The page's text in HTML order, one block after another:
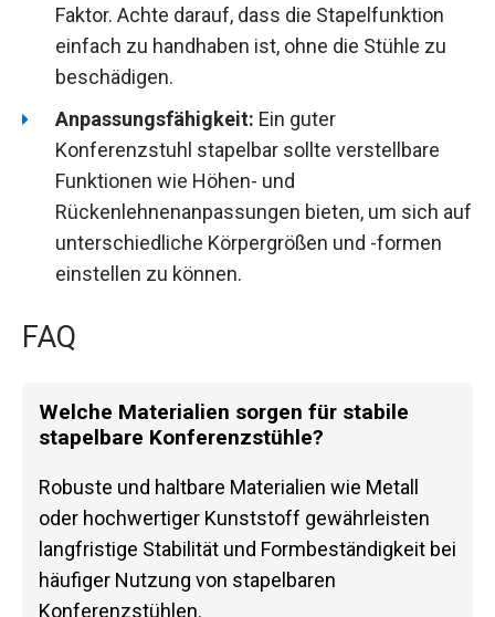
Faktor. Achte darauf, dass die Stapelfunktion
einfach zu handhaben ist, ohne die Stühle zu
beschädigen.
Anpassungsfähigkeit: Ein guter
Konferenzstuhl stapelbar sollte verstellbare
Funktionen wie Höhen- und
Rückenlehnenanpassungen bieten, um sich auf
unterschiedliche Körpergrößen und -formen
einstellen zu können.
FAQ
Welche Materialien sorgen für stabile
stapelbare Konferenzstühle?
Robuste und haltbare Materialien wie Metall
oder hochwertiger Kunststoff gewährleisten
langfristige Stabilität und Formbeständigkeit bei
häufiger Nutzung von stapelbaren
Konferenzstühlen.